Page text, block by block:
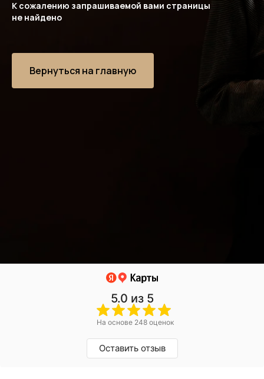
К сожалению запрашиваемой вами страницы
не найдено
Вернуться на главную
5.0 из 5
На основе 248 оценок
Оставить отзыв